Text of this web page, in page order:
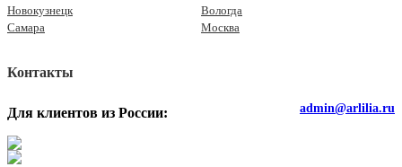
Новокузнецк
Самара
Вологда
Москва
Контакты
Для клиентов из России: admin@arlilia.ru